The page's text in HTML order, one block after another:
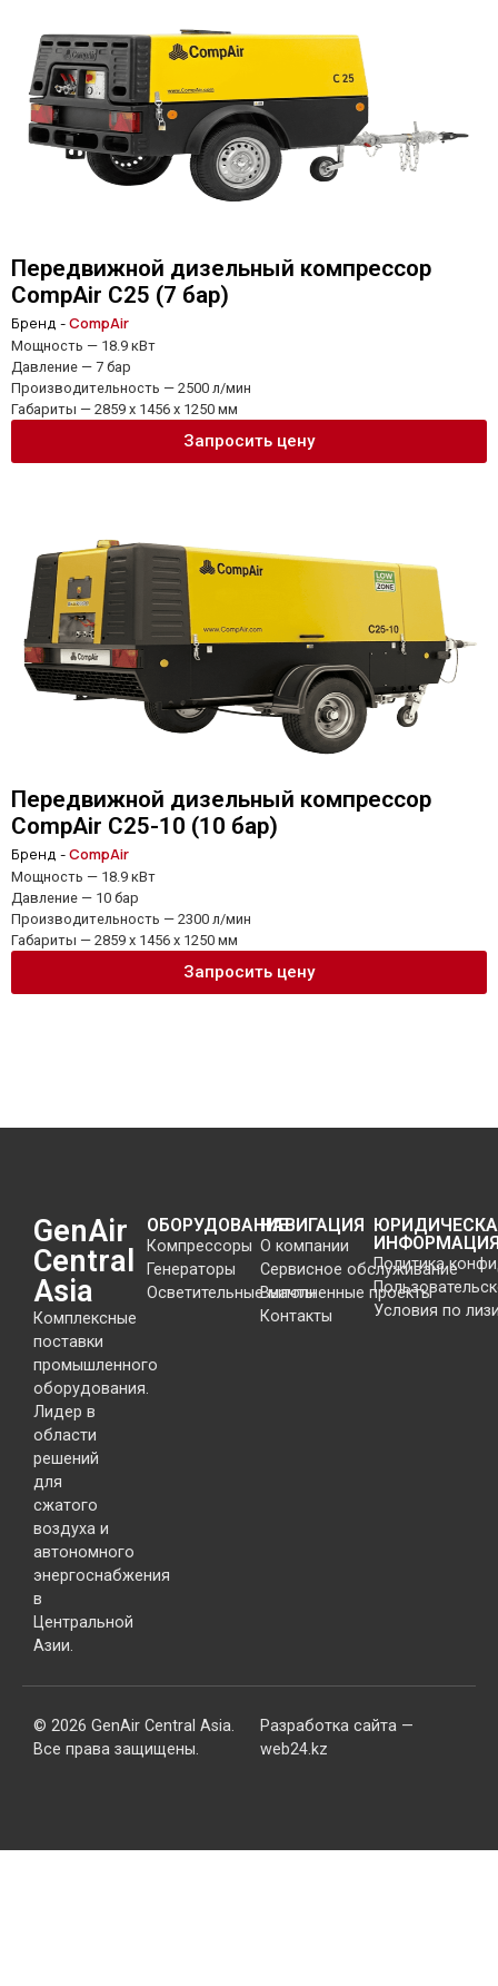
Передвижной дизельный компрессор
CompAir C25 (7 бар)
Бренд -CompAir
Мощность — 18.9 кВт
Давление — 7 бар
Производительность — 2500 л/мин
Габариты — 2859 x 1456 x 1250 мм
Запросить цену
Передвижной дизельный компрессор
CompAir C25-10 (10 бар)
Бренд -CompAir
Мощность — 18.9 кВт
Давление — 10 бар
Производительность — 2300 л/мин
Габариты — 2859 x 1456 x 1250 мм
Запросить цену
GenAir
Central
Asia
Комплексные
поставки
промышленного
оборудования.
Лидер в
области
решений
для
сжатого
воздуха и
автономного
энергоснабжения
в
Центральной
Азии.
ОБОРУДОВАНИЕ
Компрессоры
Генераторы
Осветительные мачты
НАВИГАЦИЯ
О компании
Сервисное обслуживание
Выполненные проекты
Контакты
Политика
Условия по
© 2026 GenAir Central Asia.
Все права защищены.
Разработка сайта —
web24.kz